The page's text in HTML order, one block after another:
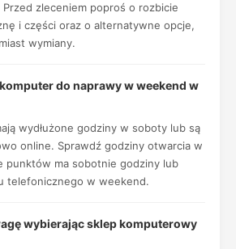
zleceniem poproś o rozbicie
i części oraz o alternatywne opcje,
wymiany.
do naprawy w weekend w
wydłużone godziny w soboty lub są
online. Sprawdź godziny otwarcia w
punktów ma sobotnie godziny lub
telefonicznego w weekend.
wybierając sklep komputerowy